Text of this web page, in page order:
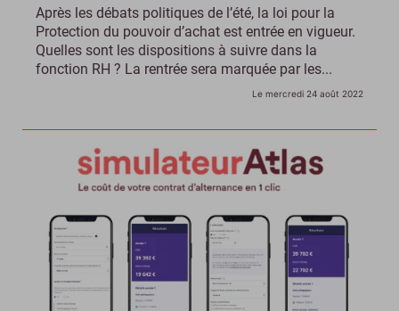
Après les débats politiques de l’été, la loi pour la
Protection du pouvoir d’achat est entrée en vigueur.
Quelles sont les dispositions à suivre dans la
fonction RH ? La rentrée sera marquée par les...
Le mercredi 24 août 2022